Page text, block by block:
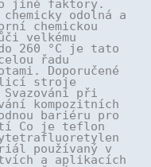
jiné faktory.
odolná a
chemickou
velkému
260 °C je tato
řadu
Doporučené
stroje
při
kompozitních
bariéru pro
Co je teflon
používaný v
a aplikacích